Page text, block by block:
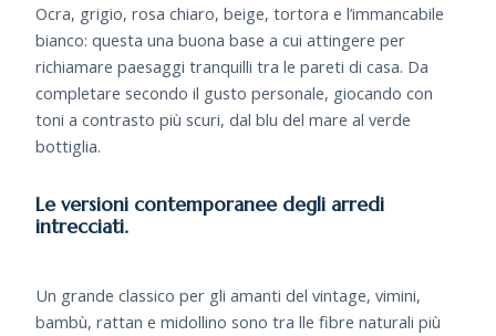
Ocra, grigio, rosa chiaro, beige, tortora e l’immancabile
bianco: questa una buona base a cui attingere per
richiamare paesaggi tranquilli tra le pareti di casa. Da
completare secondo il gusto personale, giocando con
toni a contrasto più scuri, dal blu del mare al verde
bottiglia.
Le versioni contemporanee degli arredi
intrecciati.
Un grande classico per gli amanti del vintage, vimini,
bambù, rattan e midollino sono tra lle fibre naturali più